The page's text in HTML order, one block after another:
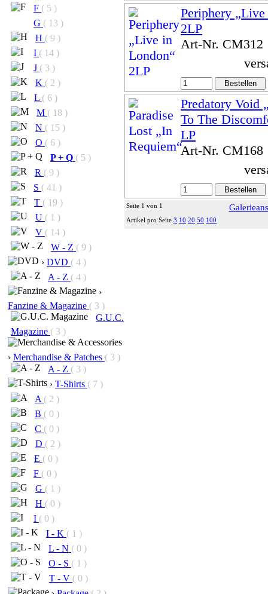
F ( 5 )
G ( 13 )
H ( 9 )
I ( 14 )
J ( 3 )
K ( 2 )
L ( 6 )
M ( 18 )
N ( 15 )
O ( 6 )
P + Q ( 5 )
R ( 9 )
S ( 41 )
T ( 19 )
U ( 1 )
V ( 14 )
W - Z ( 9 )
› DVD ( 4 )
A - Z ( 4 )
›
Fanzine & Magazine ( 3 )
G.U.C.
Magazine ( 3 )
› Merchandise & Patches ( 3 )
A - Z ( 3 )
› T-Shirts ( 7 )
A ( 2 )
B ( 0 )
C ( 0 )
D ( 2 )
E ( 0 )
F ( 0 )
G ( 1 )
H ( 0 )
I ( 0 )
I - K ( 1 )
L - N ( 0 )
O - S ( 1 )
T - V ( 0 )
Periphery
2LP
Art-Nr. CM312
Predatory Void
To The
LP
Art-Nr. CM168
Seite 1 von 1
Artikel pro Seite 3 10 20 50 100